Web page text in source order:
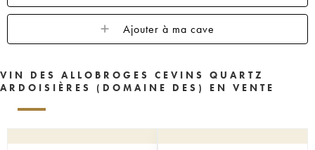
Ajouter à ma cave
VIN DES ALLOBROGES CEVINS QUARTZ
ARDOISIÈRES (DOMAINE DES) EN VENTE